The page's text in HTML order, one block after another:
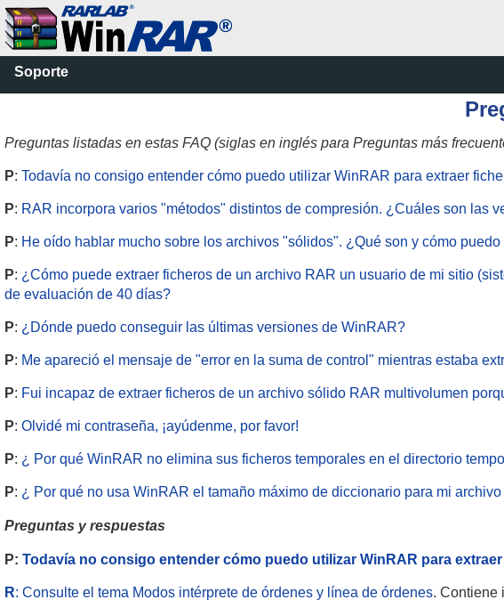
Soporte
Preguntas listadas en estas FAQ (siglas en inglés para Preguntas más
P: Todavía no consigo entender cómo puedo utilizar WinRAR para extraer
P: RAR incorpora varios "métodos" distintos de compresión. ¿Cuáles son las
P: He oído hablar mucho sobre los archivos "sólidos". ¿Qué son y cómo
P: ¿Cómo puede extraer ficheros de un archivo RAR un usuario de mi sitio
de evaluación de 40 días?
P: ¿Dónde puedo conseguir las últimas versiones de WinRAR?
P: Me apareció el mensaje de "error en la suma de control" mientras estaba
P: Fui incapaz de extraer ficheros de un archivo sólido RAR multivolumen
P: Olvidé mi contraseña, ¡ayúdenme, por favor!
P: ¿ Por qué WinRAR no elimina sus ficheros temporales en el directorio
P: ¿ Por qué no usa WinRAR el tamaño máximo de diccionario para mi archivo
Preguntas y respuestas
P: Todavía no consigo entender cómo puedo utilizar WinRAR para
R: Consulte el tema Modos intérprete de órdenes y línea de órdenes. Contiene